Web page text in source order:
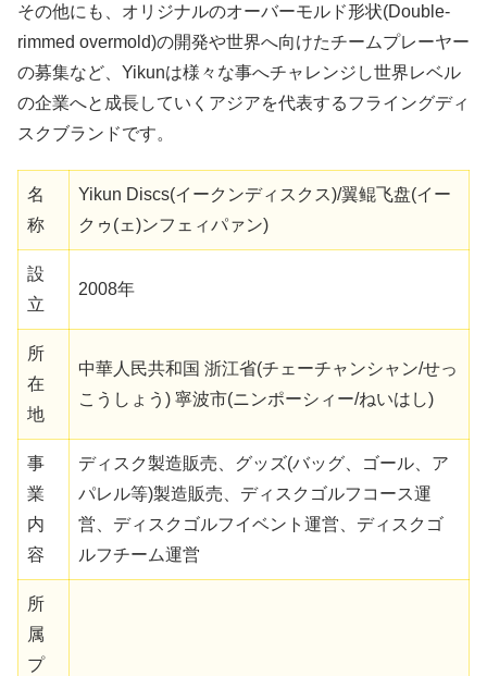
その他にも、オリジナルのオーバーモルド形状(Double-
rimmed overmold)の開発や世界へ向けたチームプレーヤー
の募集など、Yikunは様々な事へチャレンジし世界レベル
の企業へと成長していくアジアを代表するフライングディ
スクブランドです。
名
称
Yikun Discs(イークンディスクス)/翼鲲飞盘(イー
クゥ(ェ)ンフェィパァン)
設
立
2008年
所
在
地
中華人民共和国 浙江省(チェーチャンシャン/せっ
こうしょう) 寧波市(ニンポーシィー/ねいはし)
事
業
内
容
ディスク製造販売、グッズ(バッグ、ゴール、ア
パレル等)製造販売、ディスクゴルフコース運
営、ディスクゴルフイベント運営、ディスクゴ
ルフチーム運営
所
属
プ